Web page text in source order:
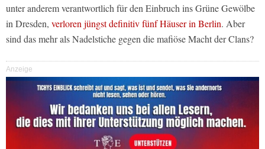
unter anderem verantwortlich für den Einbruch ins Grüne Gewölbe
in Dresden, verloren jüngst definitiv fünf Häuser in Berlin. Aber
sind das mehr als Nadelstiche gegen die mafiöse Macht der Clans?
Anzeige